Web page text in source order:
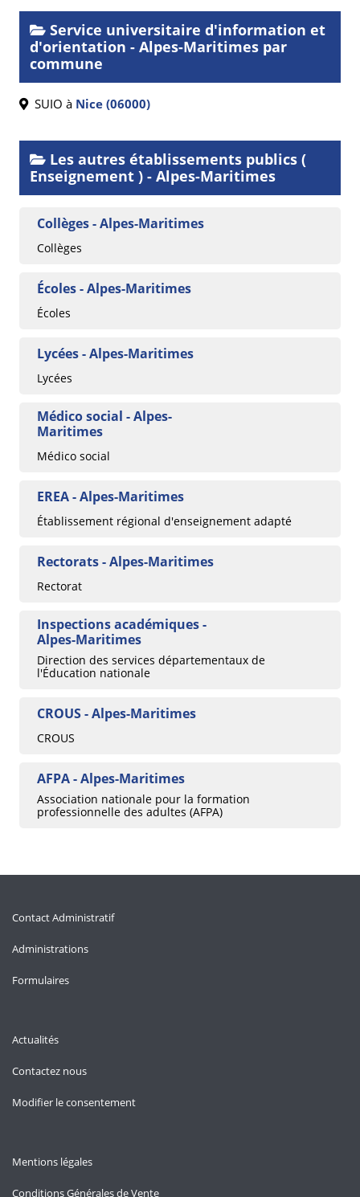
Service universitaire d'information et
d'orientation - Alpes-Maritimes par
commune
SUIO à Nice (06000)
Les autres établissements publics (
Enseignement ) - Alpes-Maritimes
Collèges - Alpes-Maritimes
Collèges
Écoles - Alpes-Maritimes
Écoles
Lycées - Alpes-Maritimes
Lycées
Médico social - Alpes-
Maritimes
Médico social
EREA - Alpes-Maritimes
Établissement régional d'enseignement adapté
Rectorats - Alpes-Maritimes
Rectorat
Inspections académiques -
Alpes-Maritimes
Direction des services départementaux de
l'Éducation nationale
CROUS - Alpes-Maritimes
CROUS
AFPA - Alpes-Maritimes
Association nationale pour la formation
professionnelle des adultes (AFPA)
Contact Administratif
Administrations
Formulaires
Actualités
Contactez nous
Modifier le consentement
Mentions légales
Conditions Générales de Vente